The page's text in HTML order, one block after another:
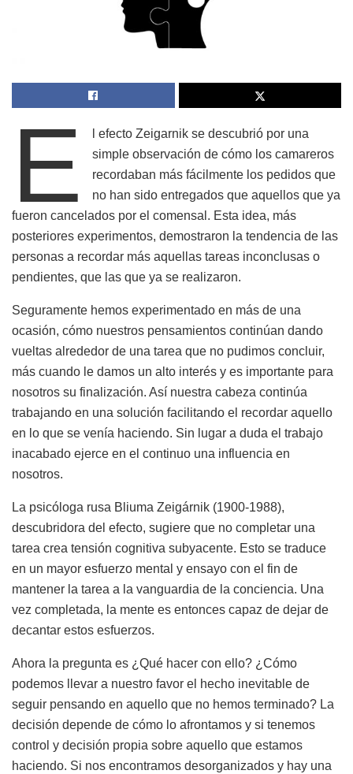
E
l efecto Zeigarnik se descubrió por una
simple observación de cómo los camareros
recordaban más fácilmente los pedidos que
no han sido entregados que aquellos que ya
fueron cancelados por el comensal. Esta idea, más
posteriores experimentos, demostraron la tendencia de las
personas a recordar más aquellas tareas inconclusas o
pendientes, que las que ya se realizaron.
Seguramente hemos experimentado en más de una
ocasión, cómo nuestros pensamientos continúan dando
vueltas alrededor de una tarea que no pudimos concluir,
más cuando le damos un alto interés y es importante para
nosotros su finalización. Así nuestra cabeza continúa
trabajando en una solución facilitando el recordar aquello
en lo que se venía haciendo. Sin lugar a duda el trabajo
inacabado ejerce en el continuo una influencia en
nosotros.
La psicóloga rusa Bliuma Zeigárnik (1900-1988),
descubridora del efecto, sugiere que no completar una
tarea crea tensión cognitiva subyacente. Esto se traduce
en un mayor esfuerzo mental y ensayo con el fin de
mantener la tarea a la vanguardia de la conciencia. Una
vez completada, la mente es entonces capaz de dejar de
decantar estos esfuerzos.
Ahora la pregunta es ¿Qué hacer con ello? ¿Cómo
podemos llevar a nuestro favor el hecho inevitable de
seguir pensando en aquello que no hemos terminado? La
decisión depende de cómo lo afrontamos y si tenemos
control y decisión propia sobre aquello que estamos
haciendo. Si nos encontramos desorganizados y hay una